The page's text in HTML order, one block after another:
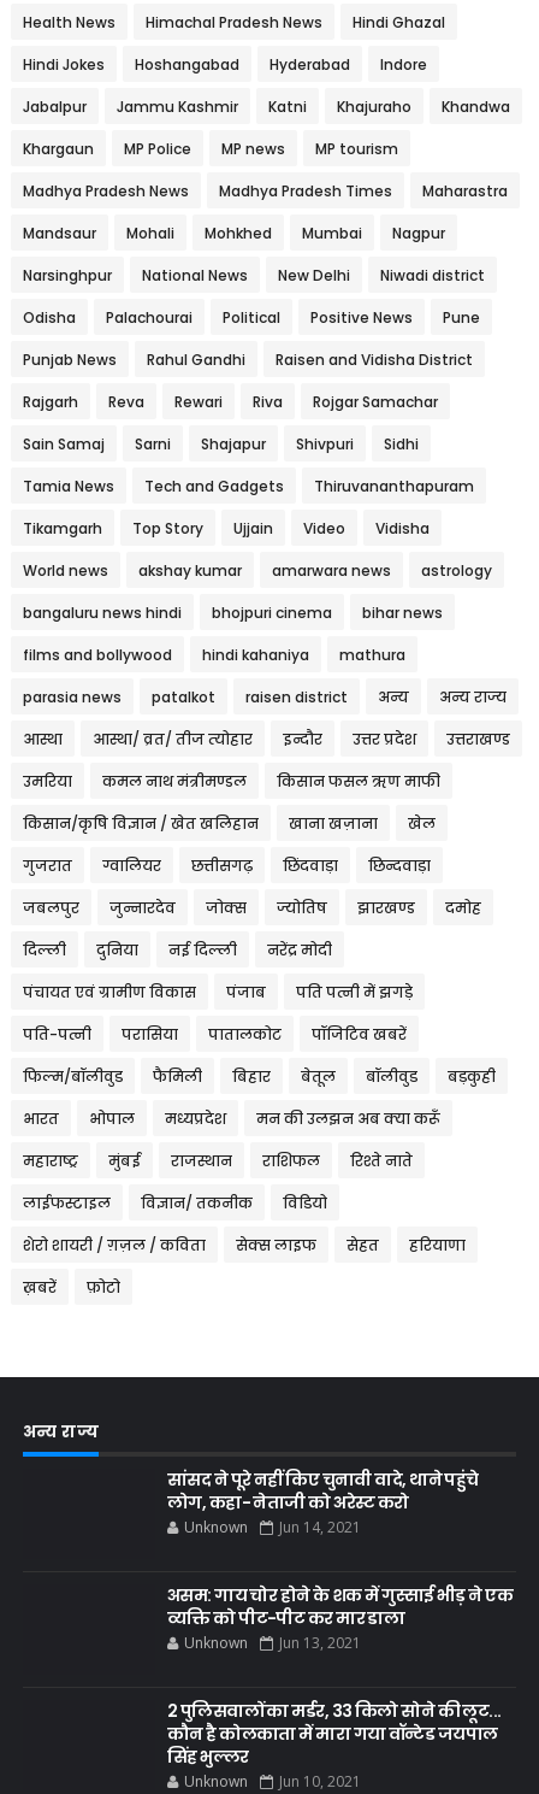
Health News Himachal Pradesh News Hindi Ghazal
Hindi Jokes Hoshangabad Hyderabad Indore
Jabalpur Jammu Kashmir Katni Khajuraho Khandwa
Khargaun MP Police MP news MP tourism
Madhya Pradesh News Madhya Pradesh Times Maharastra
Mandsaur Mohali Mohkhed Mumbai Nagpur
Narsinghpur National News New Delhi Niwadi district
Odisha Palachourai Political Positive News Pune
Punjab News Rahul Gandhi Raisen and Vidisha District
Rajgarh Reva Rewari Riva Rojgar Samachar
Sain Samaj Sarni Shajapur Shivpuri Sidhi
Tamia News Tech and Gadgets Thiruvananthapuram
Tikamgarh Top Story Ujjain Video Vidisha
World news akshay kumar amarwara news astrology
bangaluru news hindi bhojpuri cinema bihar news
films and bollywood hindi kahaniya mathura
parasia news patalkot raisen district अन्य अन्य राज्य
आस्था आस्था/ व्रत/ तीज त्‍योहार इन्दौर उत्तर प्रदेश उत्तराखण्ड
उमरिया कमल नाथ मंत्रीमण्डल किसान फसल ऋण माफी
किसान/कृषि विज्ञान / खेत खलिहान खाना खज़ाना खेल
गुजरात ग्वालियर छत्तीसगढ़ छिंदवाड़ा छिन्दवाड़ा
जबलपुर जुन्नारदेव जोक्स ज्योतिष झारखण्ड दमोह
दिल्ली दुनिया नई दिल्ली नरेंद्र मोदी
पंचायत एवं ग्रामीण विकास पंजाब पति पत्नी में झगड़े
पति-पत्नी परासिया पातालकोट पॉजिटिव खबरें
फिल्म/बॉलीवुड फैमिली बिहार बेतूल बॉलीवुड बड़कुही
भारत भोपाल मध्यप्रदेश मन की उलझन अब क्या करूँ
महाराष्ट्र मुंबई राजस्थान राशिफल रिश्ते नाते
लाईफस्टाइल विज्ञान/ तकनीक विडियो
शेरो शायरी / ग़ज़ल / कविता सेक्स लाइफ सेहत हरियाणा
ख़बरें फ़ोटो
अन्य राज्य
सांसद ने पूरे नहीं किए चुनावी वादे, थाने पहुंचे
लोग, कहा- नेताजी को अरेस्ट करो
Unknown Jun 14, 2021
असम: गाय चोर होने के शक में गुस्साई भीड़ ने एक
व्यक्ति को पीट-पीट कर मार डाला
Unknown Jun 13, 2021
2 पुलिसवालों का मर्डर, 33 किलो सोने की लूट...
कौन है कोलकाता में मारा गया वॉन्टेड जयपाल
सिंह भुल्लर
Unknown Jun 10, 2021